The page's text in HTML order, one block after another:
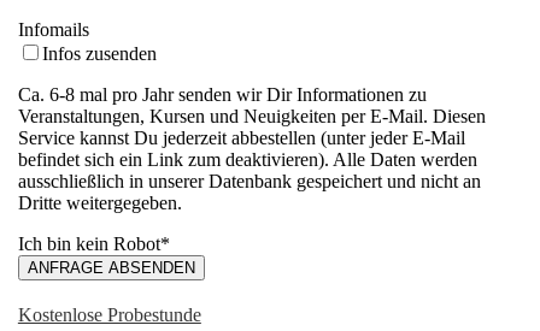
Infomails
Infos zusenden
Ca. 6-8 mal pro Jahr senden wir Dir Informationen zu
Veranstaltungen, Kursen und Neuigkeiten per E-Mail. Diesen
Service kannst Du jederzeit abbestellen (unter jeder E-Mail
befindet sich ein Link zum deaktivieren). Alle Daten werden
ausschließlich in unserer Datenbank gespeichert und nicht an
Dritte weitergegeben.
Ich bin kein Robot*
ANFRAGE ABSENDEN
Kostenlose Probestunde